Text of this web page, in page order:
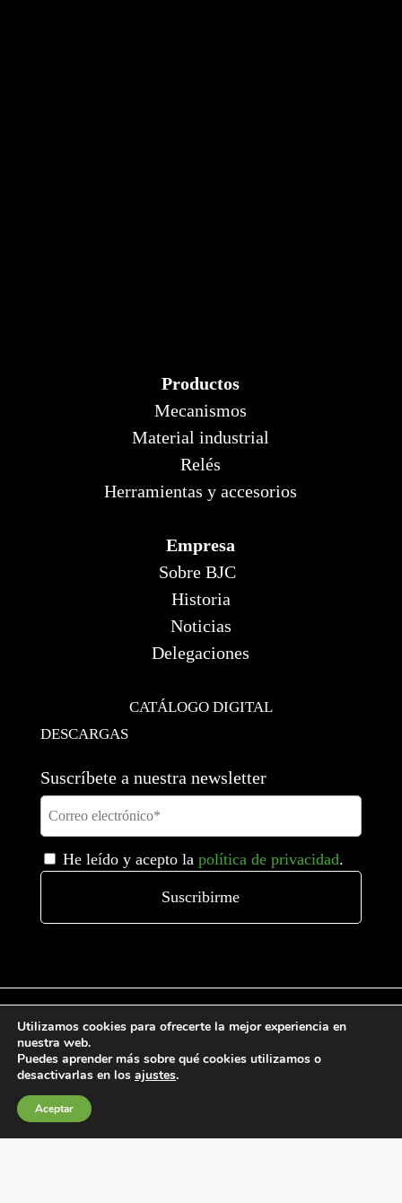
Productos
Mecanismos
Material industrial
Relés
Herramientas y accesorios
Empresa
Sobre BJC
Historia
Noticias
Delegaciones
CATÁLOGO DIGITAL
DESCARGAS
Suscríbete a nuestra newsletter
He leído y acepto la política de privacidad.
Condiciones generales de venta
Política de Calidad
Utilizamos cookies para ofrecerte la mejor experiencia en
nuestra web.
Puedes aprender más sobre qué cookies utilizamos o
desactivarlas en los ajustes.
Aceptar